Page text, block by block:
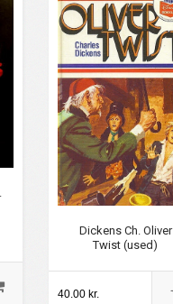
Dickens Ch. Oliver
Twist (used)
40.00 kr.